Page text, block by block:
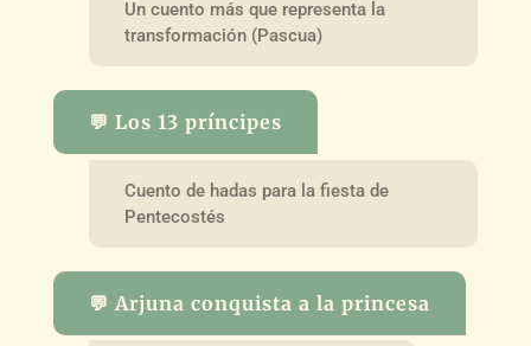
Un cuento más que representa la
transformación (Pascua)
💬 Los 13 príncipes
Cuento de hadas para la fiesta de
Pentecostés
💬 Arjuna conquista a la princesa